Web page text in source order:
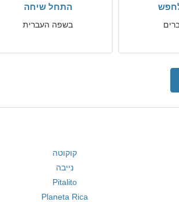
התחל שיחה
בשפה העברית
קוקוטה
נייבה
Pitalito
Planeta Rica